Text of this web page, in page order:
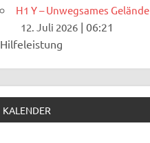
H1 Y – Unwegsames Gelände
12. Juli 2026 |06:21
Hilfeleistung
KALENDER